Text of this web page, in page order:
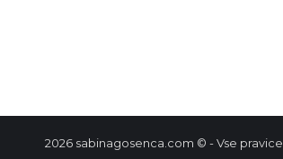
2026 sabinagosenca.com © - Vse